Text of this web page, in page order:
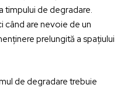
timpului de degradare.
când are nevoie de un
prelungită a spațiului
de degradare trebuie